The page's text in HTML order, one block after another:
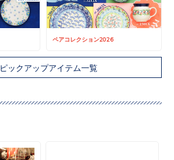
ペアコレクション2026
ピックアップアイテム一覧